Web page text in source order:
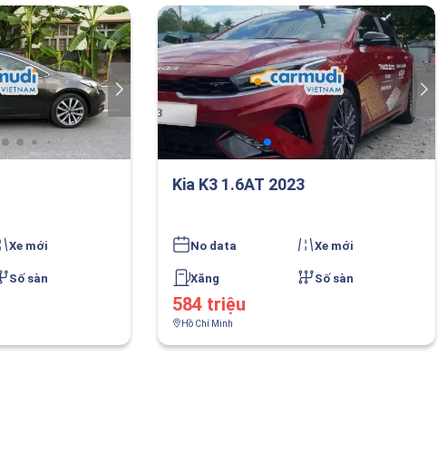
Xe mới
Số sàn
Kia K3 1.6AT 2023
No data Xe mới
Xăng Số sàn
584 triệu
Hồ Chí Minh